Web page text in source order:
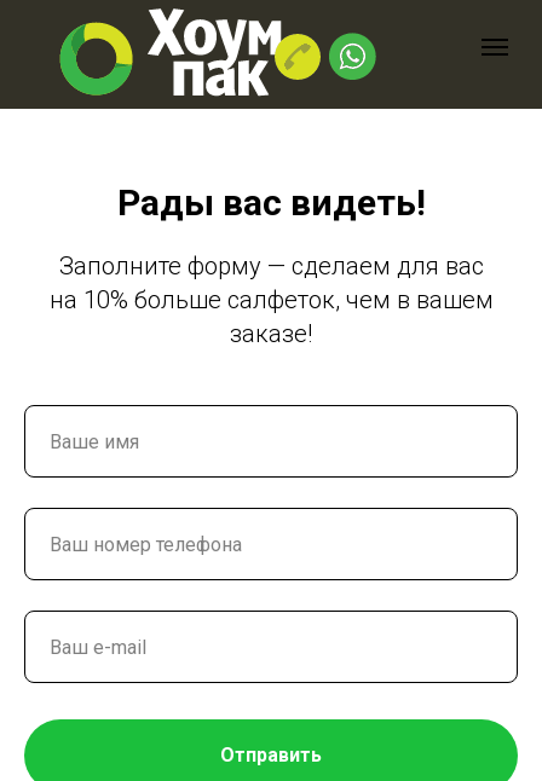
Рады вас видеть!
Заполните форму — сделаем для вас
на 10% больше салфеток, чем в вашем
заказе!
Отправить